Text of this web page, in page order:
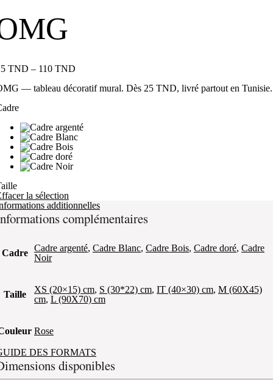
TND – 110 TND
— tableau décoratif mural. Dès 25 TND, livré partout en Tunisie.
la sélection
additionnelles
complémentaires
Cadre Cadre argenté, Cadre Blanc, Cadre Bois, Cadre doré, Cadre
Noir
Taille XS (20×15) cm, S (30*22) cm, IT (40×30) cm, M (60X45)
cm, L (90X70) cm
Rose
DES FORMATS
disponibles